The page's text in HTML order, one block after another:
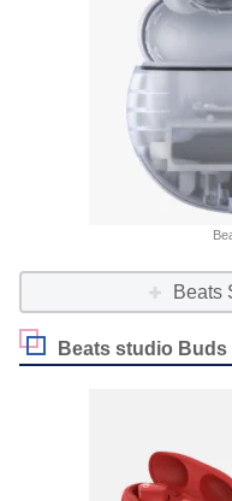
Beats
Beats studio Buds